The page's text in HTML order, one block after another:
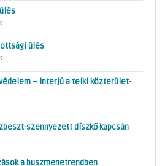
ülés
– interjú a telki közterület-
szennyezett díszkő kapcsán
a buszmenetrendben